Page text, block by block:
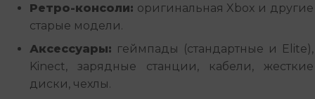
Ретро-консоли: оригинальная Xbox и другие
старые модели.
Аксессуары: геймпады (стандартные и Elite),
Kinect, зарядные станции, кабели, жесткие
диски, чехлы.